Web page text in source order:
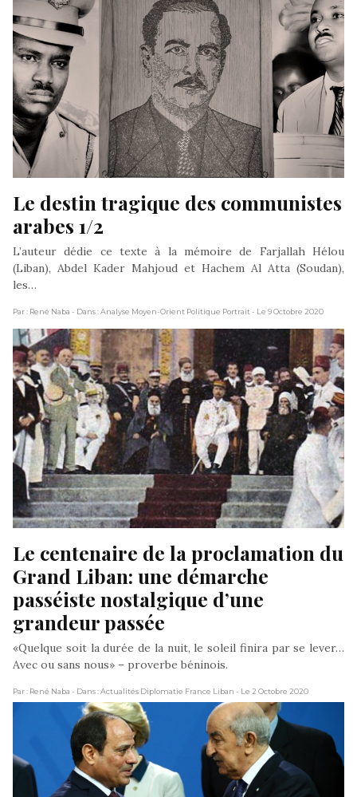
Le destin tragique des communistes
arabes 1/2
L’auteur dédie ce texte à la mémoire de Farjallah Hélou
(Liban), Abdel Kader Mahjoud et Hachem Al Atta (Soudan),
les…
Par : René Naba - Dans : Analyse Moyen-Orient Politique Portrait- Le 9 Octobre 2020
Le centenaire de la proclamation du
Grand Liban: une démarche
passéiste nostalgique d’une
grandeur passée
«Quelque soit la durée de la nuit, le soleil finira par se lever…
Avec ou sans nous» – proverbe béninois.
Par : René Naba - Dans : Actualités Diplomatie France Liban - Le 2 Octobre 2020